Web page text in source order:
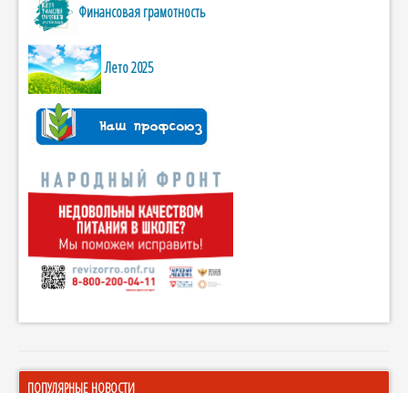
Финансовая грамотность
Лето 2025
ПОПУЛЯРНЫЕ НОВОСТИ